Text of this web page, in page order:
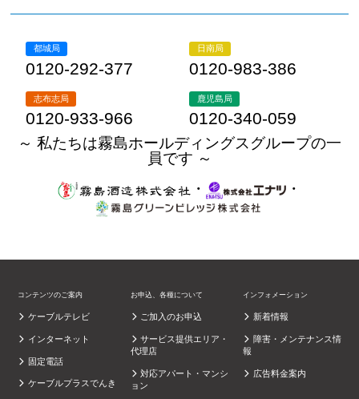
都城局
0120-292-377
日南局
0120-983-386
志布志局
0120-933-966
鹿児島局
0120-340-059
～ 私たちは霧島ホールディングスグループの一
員です ～
・
・
コンテンツのご案内
ケーブルテレビ
インターネット
固定電話
ケーブルプラスでんき
お申込、各種について
ご加入のお申込
サービス提供エリア・
代理店
対応アパート・マンシ
ョン
インフォメーション
新着情報
障害・メンテナンス情
報
広告料金案内